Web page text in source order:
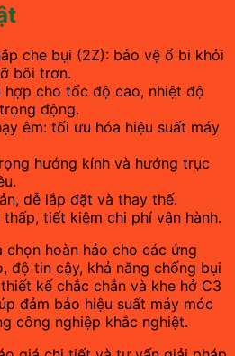
che bụi (2Z): bảo vệ ổ bi khỏi
bôi trơn.
hợp cho tốc độ cao, nhiệt độ
động.
êm: tối ưu hóa hiệu suất máy
hướng kính và hướng trục
dễ lắp đặt và thay thế.
tiết kiệm chi phí vận hành.
chọn hoàn hảo cho các ứng
độ tin cậy, khả năng chống bụi
kế chắc chắn và khe hở C3
đảm bảo hiệu suất máy móc
công nghiệp khắc nghiệt.